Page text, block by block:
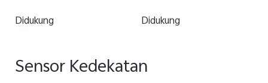
Didukung Didukung
Sensor Kedekatan